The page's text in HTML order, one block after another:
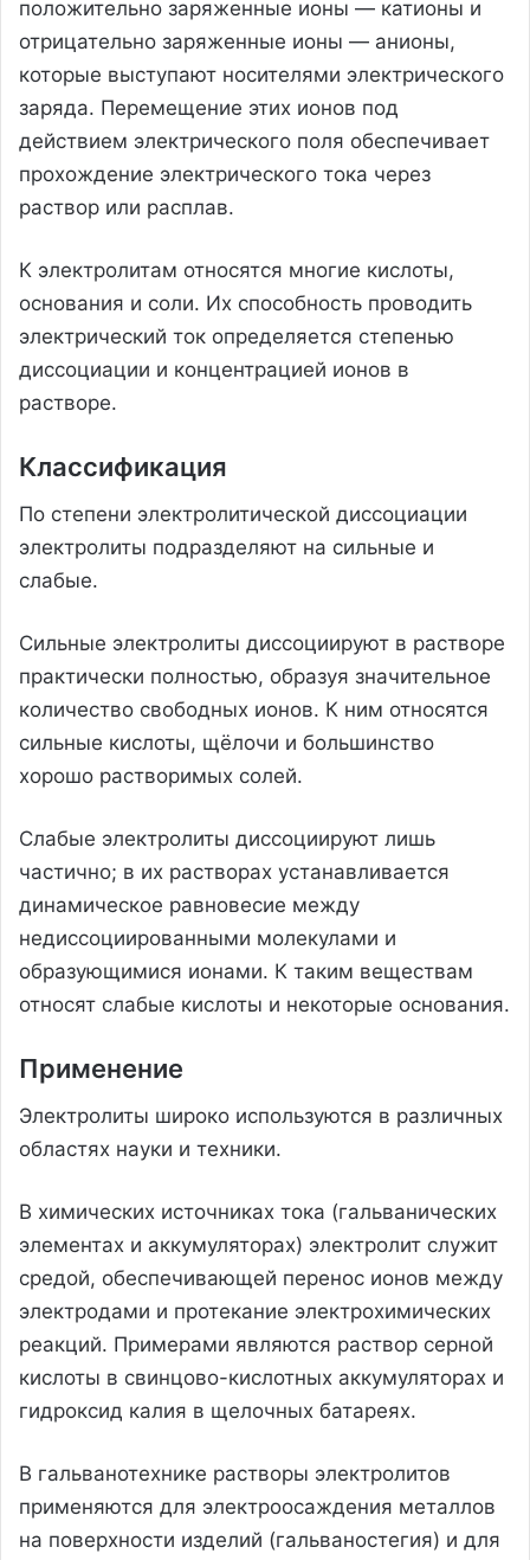
положительно заряженные ионы — катионы и
отрицательно заряженные ионы — анионы,
которые выступают носителями электрического
заряда. Перемещение этих ионов под
действием электрического поля обеспечивает
прохождение электрического тока через
раствор или расплав.
К электролитам относятся многие кислоты,
основания и соли. Их способность проводить
электрический ток определяется степенью
диссоциации и концентрацией ионов в
растворе.
Классификация
По степени электролитической диссоциации
электролиты подразделяют на сильные и
слабые.
Сильные электролиты диссоциируют в растворе
практически полностью, образуя значительное
количество свободных ионов. К ним относятся
сильные кислоты, щёлочи и большинство
хорошо растворимых солей.
Слабые электролиты диссоциируют лишь
частично; в их растворах устанавливается
динамическое равновесие между
недиссоциированными молекулами и
образующимися ионами. К таким веществам
относят слабые кислоты и некоторые основания.
Применение
Электролиты широко используются в различных
областях науки и техники.
В химических источниках тока (гальванических
элементах и аккумуляторах) электролит служит
средой, обеспечивающей перенос ионов между
электродами и протекание электрохимических
реакций. Примерами являются раствор серной
кислоты в свинцово-кислотных аккумуляторах и
гидроксид калия в щелочных батареях.
В гальванотехнике растворы электролитов
применяются для электроосаждения металлов
на поверхности изделий (гальваностегия) и для